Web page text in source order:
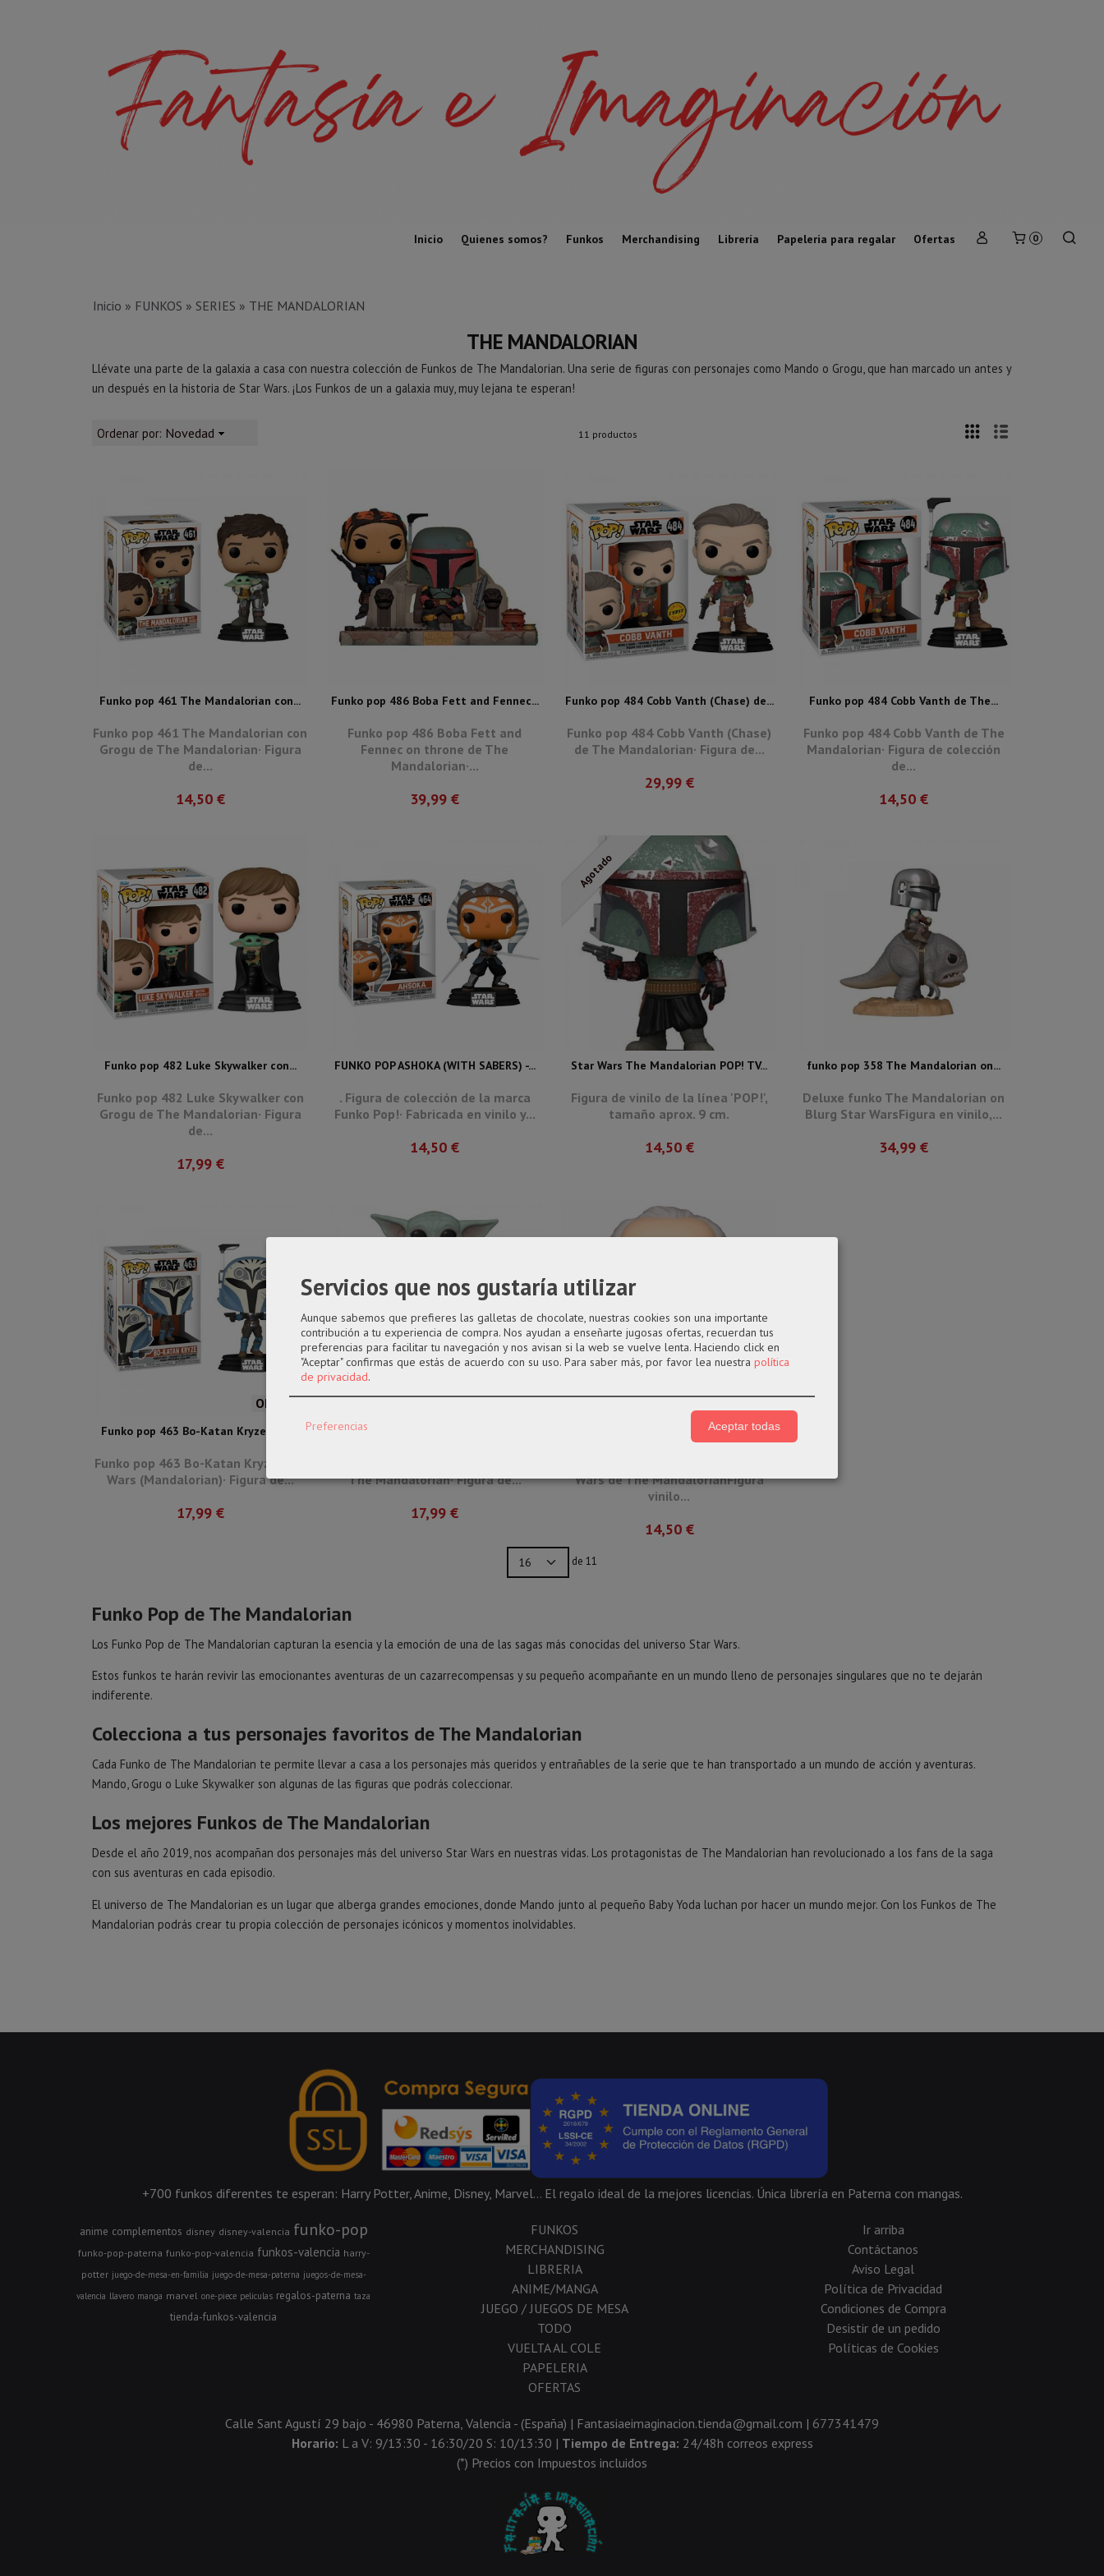
Inicio Quienes somos? Funkos Merchandising Librería Papeleria para regalar Ofertas 0
Inicio » FUNKOS » SERIES » THE MANDALORIAN
THE MANDALORIAN
Llévate una parte de la galaxia a casa con nuestra colección de Funkos de The Mandalorian. Una serie de figuras con personajes como Mando o Grogu, que han marcado un antes y
un después en la historia de Star Wars. ¡Los Funkos de un a galaxia muy, muy lejana te esperan!
Ordenar por: Novedad 11 productos
Funko pop 461 The Mandalorian con...
Funko pop 461 The Mandalorian con
Grogu de The Mandalorian· Figura
de...
14,50 €
Funko pop 486 Boba Fett and Fennec...
Funko pop 486 Boba Fett and
Fennec on throne de The
Mandalorian·...
39,99 €
Funko pop 484 Cobb Vanth (Chase) de...
Funko pop 484 Cobb Vanth (Chase)
de The Mandalorian· Figura de...
29,99 €
Funko pop 484 Cobb Vanth de The...
Funko pop 484 Cobb Vanth de The
Mandalorian· Figura de colección
de...
14,50 €
Funko pop 482 Luke Skywalker con...
Funko pop 482 Luke Skywalker con
Grogu de The Mandalorian· Figura
de...
17,99 €
FUNKO POP ASHOKA (WITH SABERS) -...
. Figura de colección de la marca
Funko Pop!· Fabricada en vinilo y...
14,50 €
Agotado
Star Wars The Mandalorian POP! TV...
Figura de vinilo de la línea 'POP!',
tamaño aprox. 9 cm.
14,50 €
funko pop 358 The Mandalorian on...
Deluxe funko The Mandalorian on
Blurg Star WarsFigura en vinilo,...
34,99 €
OFERTA
Funko pop 463 Bo-Katan Kryze Star...
Funko pop 463 Bo-Katan Kryze Star
Wars (Mandalorian)· Figura de...
17,99 €
Funko pop 368 The child de la serie...
The Mandalorian· Figura de...
17,99 €
Funko pop 346 The Client de Star...
Wars de The MandalorianFigura
vinilo...
14,50 €
de 11
Funko Pop de The Mandalorian
Los Funko Pop de The Mandalorian capturan la esencia y la emoción de una de las sagas más conocidas del universo Star Wars.
Estos funkos te harán revivir las emocionantes aventuras de un cazarrecompensas y su pequeño acompañante en un mundo lleno de personajes singulares que no te dejarán
indiferente.
Colecciona a tus personajes favoritos de The Mandalorian
Cada Funko de The Mandalorian te permite llevar a casa a los personajes más queridos y entrañables de la serie que te han transportado a un mundo de acción y aventuras.
Mando, Grogu o Luke Skywalker son algunas de las figuras que podrás coleccionar.
Los mejores Funkos de The Mandalorian
Desde el año 2019, nos acompañan dos personajes más del universo Star Wars en nuestras vidas. Los protagonistas de The Mandalorian han revolucionado a los fans de la saga
con sus aventuras en cada episodio.
El universo de The Mandalorian es un lugar que alberga grandes emociones, donde Mando junto al pequeño Baby Yoda luchan por hacer un mundo mejor. Con los Funkos de The
Mandalorian podrás crear tu propia colección de personajes icónicos y momentos inolvidables.
+700 funkos diferentes te esperan: Harry Potter, Anime, Disney, Marvel... El regalo ideal de la mejores licencias. Única librería en Paterna con mangas.
anime complementos disney disney-valencia funko-pop
funko-pop-paterna funko-pop-valencia funkos-valencia harry-
potter juego-de-mesa-en-familia juego-de-mesa-paterna juegos-de-mesa-
valencia llavero manga marvel one-piece peliculas regalos-paterna taza
tienda-funkos-valencia
FUNKOS
MERCHANDISING
LIBRERIA
ANIME/MANGA
JUEGO / JUEGOS DE MESA
TODO
VUELTA AL COLE
PAPELERIA
OFERTAS
Ir arriba
Contáctanos
Aviso Legal
Política de Privacidad
Condiciones de Compra
Desistir de un pedido
Políticas de Cookies
Calle Sant Agustí 29 bajo - 46980 Paterna, Valencia - (España) | Fantasiaeimaginacion.tienda@gmail.com | 677341479
Horario: L a V: 9/13:30 - 16:30/20 S: 10/13:30 | Tiempo de Entrega: 24/48h correos express
(*) Precios con Impuestos incluidos
Servicios que nos gustaría utilizar
Aunque sabemos que prefieres las galletas de chocolate, nuestras cookies son una importante
contribución a tu experiencia de compra. Nos ayudan a enseñarte jugosas ofertas, recuerdan tus
preferencias para facilitar tu navegación y nos avisan si la web se vuelve lenta. Haciendo click en
"Aceptar" confirmas que estás de acuerdo con su uso. Para saber más, por favor lea nuestra política
de privacidad.
Preferencias Aceptar todas